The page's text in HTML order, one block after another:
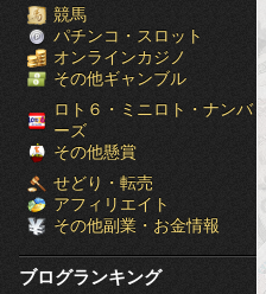
競馬
パチンコ・スロット
オンラインカジノ
その他ギャンブル
ロト６・ミニロト・ナンバ
ーズ
その他懸賞
せどり・転売
アフィリエイト
その他副業・お金情報
ブログランキング